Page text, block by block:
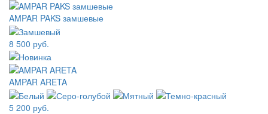
AMPAR PAKS замшевые
8 500 руб.
AMPAR ARETA
5 200 руб.